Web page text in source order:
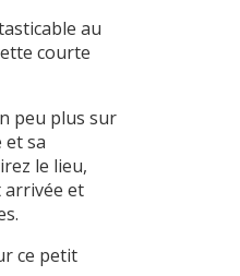
au
courte
peu plus sur
sa
le lieu,
arrivée et
ce petit